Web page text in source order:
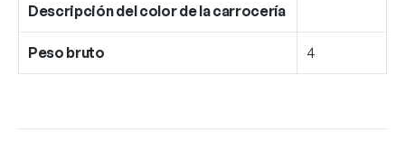
Descripción del color de la carrocería
Peso bruto 4